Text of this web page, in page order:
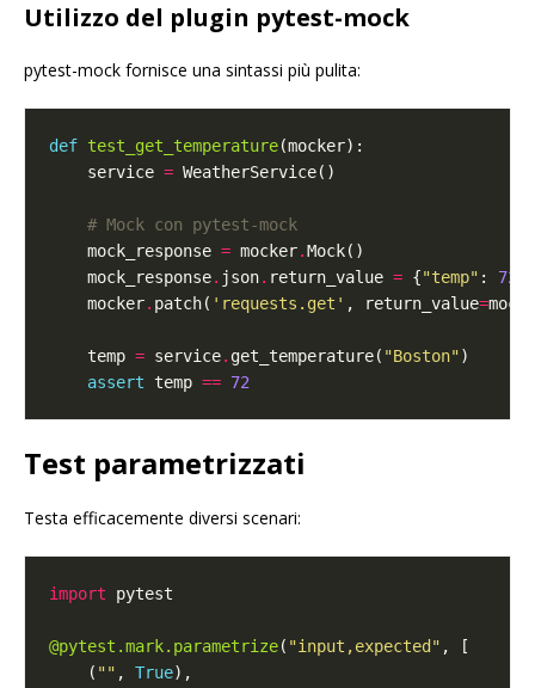
Utilizzo del plugin pytest-mock
pytest-mock fornisce una sintassi più pulita:
def test_get_temperature
    service
=
# Mock con pytest-mock
    mock_response
= mocker.
    mock_response
. json. return_value = {"temp" : 72
    mocker
. patch( 'requests.get' , return_value=
    temp
= service. get_temperature( "Boston"
assert temp == 72
Test parametrizzati
Testa efficacemente diversi scenari:
import
@pytest.mark.parametrize( "input,expected"
    (
"" , True